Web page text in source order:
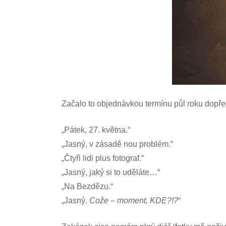
Začalo to objednávkou termínu půl roku
„Pátek, 27. května.“
„Jasný, v zásadě nou problém.“
„Čtyři lidi plus fotograf.“
„Jasný, jaký si to uděláte…“
„Na Bezdězu.“
„Jasný. Cože – moment, KDE?!?“